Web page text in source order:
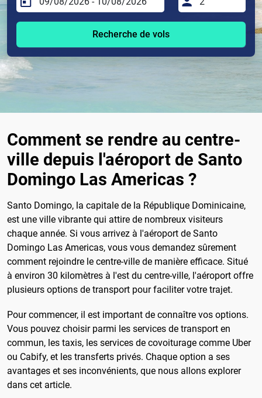
Recherche de vols
Comment se rendre au centre-
ville depuis l'aéroport de Santo
Domingo Las Americas ?
Santo Domingo, la capitale de la République Dominicaine,
est une ville vibrante qui attire de nombreux visiteurs
chaque année. Si vous arrivez à l'aéroport de Santo
Domingo Las Americas, vous vous demandez sûrement
comment rejoindre le centre-ville de manière efficace. Situé
à environ 30 kilomètres à l'est du centre-ville, l'aéroport offre
plusieurs options de transport pour faciliter votre trajet.
Pour commencer, il est important de connaître vos options.
Vous pouvez choisir parmi les services de transport en
commun, les taxis, les services de covoiturage comme Uber
ou Cabify, et les transferts privés. Chaque option a ses
avantages et ses inconvénients, que nous allons explorer
dans cet article.